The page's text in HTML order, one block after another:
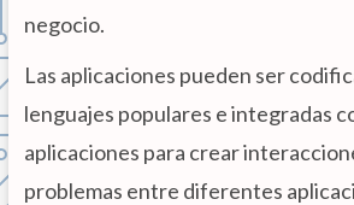
negocio.
Las aplicaciones pueden ser
lenguajes populares e integradas
aplicaciones para crear
problemas entre diferentes